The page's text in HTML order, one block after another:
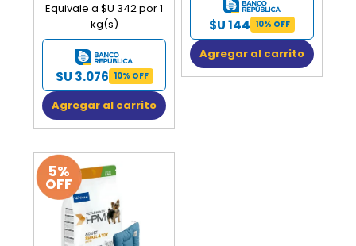
Equivale a $U 342 por 1
kg(s)
$U 3.076 10% OFF
Agregar al carrito
$U 144 10% OFF
Agregar al carrito
5%
OFF